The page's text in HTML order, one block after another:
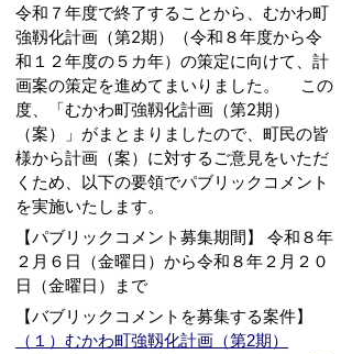
令和７年度で終了することから、むかわ町
強靱化計画（第2期）（令和８年度から令
和１２年度の５カ年）の策定に向けて、計
画案の策定を進めてまいりました。 この
度、「むかわ町強靱化計画（第2期）
（案）」がまとまりましたので、町民の皆
様から計画（案）に対するご意見をいただ
くため、以下の要領でパブリックコメント
を実施いたします。
【パブリックコメント募集期間】 令和８年
２月６日（金曜日）から令和８年２月２０
日（金曜日）まで
【バブリックコメントを募集する案件】
（１）むかわ町強靱化計画（第2期）